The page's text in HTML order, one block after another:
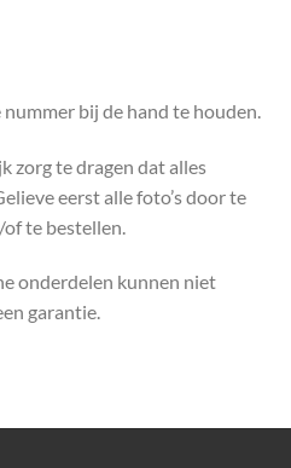
bij de hand te houden.
zorg te dragen dat alles
eerst alle foto’s door te
te bestellen.
onderdelen kunnen niet
garantie.